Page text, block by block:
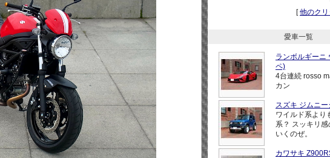
[他のク
愛車一覧
ランボルギーニ
ペ)
4台連続 rosso
カン
スズキ ジムニー
ワイルド系より
系？ スッキリ
いくのぜ。
カワサキ